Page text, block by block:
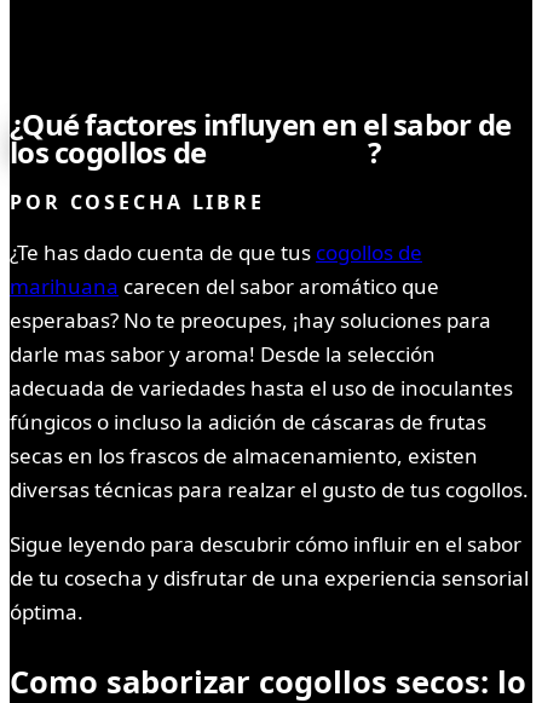
¿Qué factores influyen en el sabor de
los cogollos de marihuana?
POR COSECHA LIBRE
¿Te has dado cuenta de que tus cogollos de
marihuana carecen del sabor aromático que
esperabas? No te preocupes, ¡hay soluciones para
darle mas sabor y aroma! Desde la selección
adecuada de variedades hasta el uso de inoculantes
fúngicos o incluso la adición de cáscaras de frutas
secas en los frascos de almacenamiento, existen
diversas técnicas para realzar el gusto de tus cogollos.
Sigue leyendo para descubrir cómo influir en el sabor
de tu cosecha y disfrutar de una experiencia sensorial
óptima.
Como saborizar cogollos secos: lo